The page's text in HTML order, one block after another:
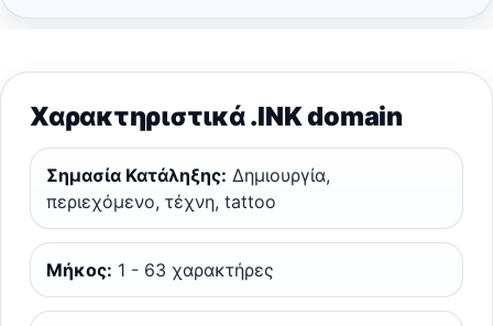
Χαρακτηριστικά .INK domain
Σημασία Κατάληξης: Δημιουργία,
περιεχόμενο, τέχνη, tattoo
Μήκος: 1 - 63 χαρακτήρες